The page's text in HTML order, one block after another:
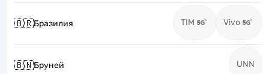
🇧🇷Бразилия TIM Vivo
🇧🇳Бруней UNN